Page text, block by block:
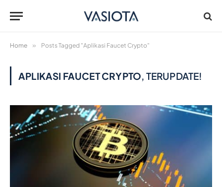
Home » Posts Tagged "Aplikasi Faucet Crypto"
APLIKASI FAUCET CRYPTO, TERUPDATE!